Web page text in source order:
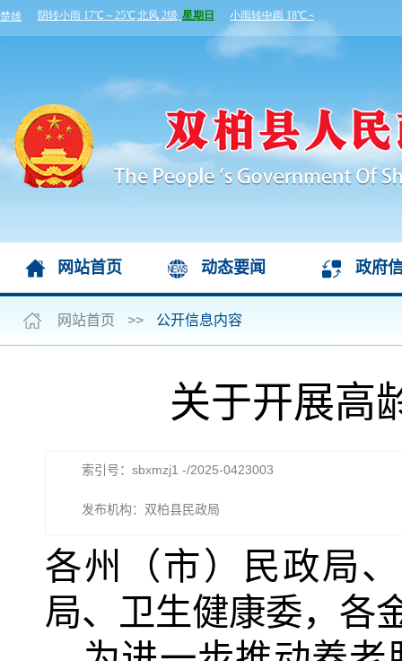
网站首页 动态要闻 政府
网站首页 >> 公开信息内容
关于开展高
索引号：sbxmzj1 -/2025-0423003
发布机构：双柏县民政局
各州（市）民政局
局、卫生健康委，各